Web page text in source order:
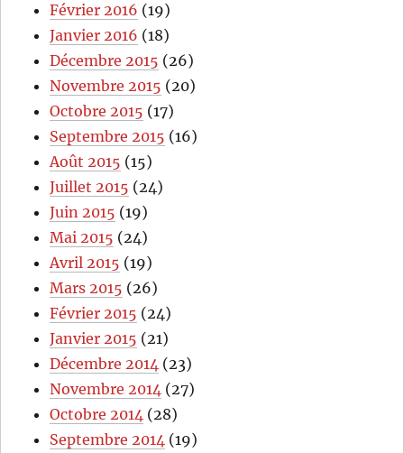
Février 2016 (19)
Janvier 2016 (18)
Décembre 2015 (26)
Novembre 2015 (20)
Octobre 2015 (17)
Septembre 2015 (16)
Août 2015 (15)
Juillet 2015 (24)
Juin 2015 (19)
Mai 2015 (24)
Avril 2015 (19)
Mars 2015 (26)
Février 2015 (24)
Janvier 2015 (21)
Décembre 2014 (23)
Novembre 2014 (27)
Octobre 2014 (28)
Septembre 2014 (19)